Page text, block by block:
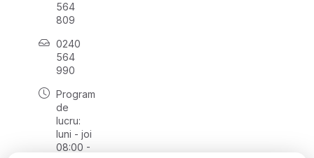
564
809
0240
564
990
Program
de
lucru:
luni - joi
08:00 -